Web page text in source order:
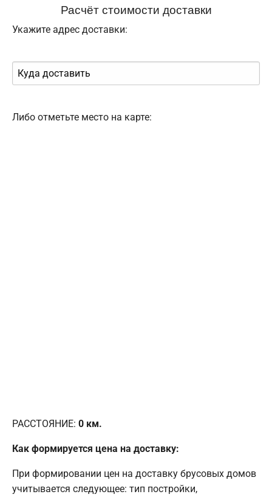
Расчёт стоимости доставки
Укажите адрес доставки:
Либо отметьте место на карте:
РАССТОЯНИЕ: 0 км.
Как формируется цена на доставку:
При формировании цен на доставку брусовых домов
учитывается следующее: тип постройки,